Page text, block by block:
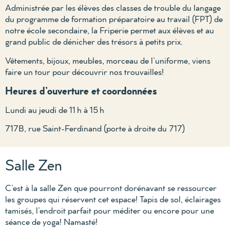
Administrée par les élèves des classes de trouble du langage
du programme de formation préparatoire au travail (FPT) de
notre école secondaire, la Friperie permet aux élèves et au
grand public de dénicher des trésors à petits prix.
Vêtements, bijoux, meubles, morceau de l’uniforme, viens
faire un tour pour découvrir nos trouvailles!
Heures d’ouverture et coordonnées
Lundi au jeudi de 11 h à 15 h
717B, rue Saint-Ferdinand (porte à droite du 717)
Salle Zen
C’est à la salle Zen que pourront dorénavant se ressourcer
les groupes qui réservent cet espace! Tapis de sol, éclairages
tamisés, l’endroit parfait pour méditer ou encore pour une
séance de yoga! Namasté!